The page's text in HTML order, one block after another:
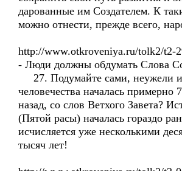
дарованные им Создателем. К
можно отнести, прежде всего,
http://www.otkroveniya.ru/tolk2/t2-
- Люди должны обдумать Слова
27. Подумайте сами, неужели
человечества началась примерно
назад, со слов Ветхого Завета?
(Пятой расы) началась гораздо
исчисляется уже несколькими
тысяч лет!